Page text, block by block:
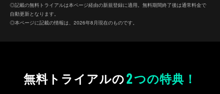
◎記載の無料トライアルは本ページ経由の新規登録に適用。無料期間終了後は通常料金で
自動更新となります。
◎本ページに記載の情報は、2026年8月現在のものです。
無料トライアルの2つの特典！